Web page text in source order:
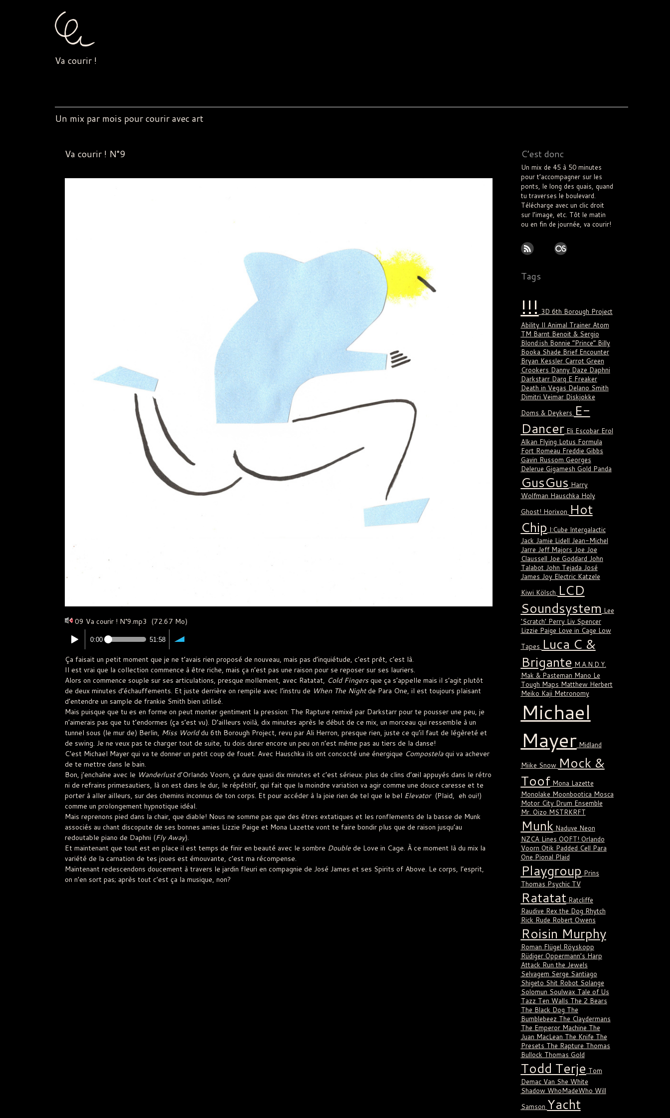
Va courir !
Un mix par mois pour courir avec art
Va courir ! N°9
09 Va courir ! N°9.mp3 (72.67 Mo)
0:00 51:58
Ça faisait un petit moment que je ne t’avais rien proposé de nouveau, mais pas d’inquiétude, c’est prêt, c’est là.
Il est vrai que la collection commence à être riche, mais ça n’est pas une raison pour se reposer sur ses lauriers.
Alors on commence souple sur ses articulations, presque mollement, avec Ratatat, Cold Fingersque ça s’appelle mais il s’agit plutôt
de deux minutes d’échauffements. Et juste derrière on rempile avec l’instru de When The Nightde Para One, il est toujours plaisant
d’entendre un sample de frankie Smith bien utilisé.
Mais puisque que tu es en forme on peut monter gentiment la pression: The Rapture remixé par Darkstarr pour te pousser une peu, je
n’aimerais pas que tu t’endormes (ça s’est vu). D’ailleurs voilà, dix minutes après le début de ce mix, un morceau qui ressemble à un
tunnel sous (le mur de) Berlin, Miss Worlddu 6th Borough Project, revu par Ali Herron, presque rien, juste ce qu’il faut de légèreté et
de swing. Je ne veux pas te charger tout de suite, tu dois durer encore un peu on n’est même pas au tiers de la danse!
C’est Michael Mayer qui va te donner un petit coup de fouet. Avec Hauschka ils ont concocté une énergique Compostelaqui va achever
de te mettre dans le bain.
Bon, j’enchaîne avec le Wanderlustd’Orlando Voorn, ça dure quasi dix minutes et c’est sérieux. plus de clins d’œil appuyés dans le rétro
ni de refrains primesautiers, là on est dans le dur, le répétitif, qui fait que la moindre variation va agir comme une douce caresse et te
porter à aller ailleurs, sur des chemins inconnus de ton corps. Et pour accéder à la joie rien de tel que le bel Elevator(Plaid, eh oui!)
comme un prolongement hypnotique idéal.
Mais reprenons pied dans la chair, que diable! Nous ne somme pas que des êtres extatiques et les ronflements de la basse de Munk
associés au chant discopute de ses bonnes amies Lizzie Paige et Mona Lazette vont te faire bondir plus que de raison jusqu’au
redoutable piano de Daphni (Fly Away).
Et maintenant que tout est en place il est temps de finir en beauté avec le sombre Doublede Love in Cage. À ce moment là du mix la
variété de la carnation de tes joues est émouvante, c’est ma récompense.
Maintenant redescendons doucement à travers le jardin fleuri en compagnie de José James et ses Spirits of Above. Le corps, l’esprit,
on n’en sort pas; après tout c’est ça la musique, non?
C’est donc
Un mix de 45 à 50 minutes
pour t’accompagner sur les
ponts, le long des quais, quand
tu traverses le boulevard.
Télécharge avec un clic droit
sur l’image, etc. Tôt le matin
ou en fin de journée, va courir!
Tags
!!! 3D 6th Borough Project
Ability II Animal Trainer Atom
TM Barnt Benoit & Sergio
Blond:ish Bonnie “Prince” Billy
Booka Shade Brief Encounter
Bryan Kessler Carrot Green
Crookers Danny Daze Daphni
Darkstarr Darq E Freaker
Death in Vegas Delano Smith
Dimitri Veimar Diskjokke
Doms & Deykers E-
Dancer Eli Escobar Erol
Alkan Flying Lotus Formula
Fort Romeau Freddie Gibbs
Gavin Russom Georges
Delerue Gigamesh Gold Panda
GusGus Harry
Wolfman Hauschka Holy
Ghost! Horixon Hot
Chip I:Cube Intergalactic
Jack Jamie Lidell Jean-Michel
Jarre Jeff Majors Joe Joe
Claussell Joe Goddard John
Talabot John Tejada José
James Joy Electric Katzele
Kiwi Kölsch LCD
Soundsystem Lee
‘Scratch’ Perry Liv Spencer
Lizzie Paige Love in Cage Low
Tapes Luca C &
Brigante M.A.N.D.Y.
Mak & Pasteman Mano Le
Tough Maps Matthew Herbert
Meiko Kaji Metronomy
Michael
Mayer Midland
Miike Snow Mock &
Toof Mona Lazette
Monolake Moonbootica Mosca
Motor City Drum Ensemble
Mr. Oizo MSTRKRFT
Munk Naduve Neon
NZCA Lines OOFT! Orlando
Voorn Otik Padded Cell Para
One Pional Plaid
Playgroup Prins
Thomas Psychic TV
Ratatat Ratcliffe
Raudive Rex the Dog Rhytch
Rick Rude Robert Owens
Roisin Murphy
Roman Flügel Röyskopp
Rüdiger Oppermann’s Harp
Attack Run the Jewels
Selvagem Serge Santiago
Shigeto Shit Robot Solange
Solomun Soulwax Tale of Us
Tazz Ten Walls The 2 Bears
The Black Dog The
Bumblebeez The Claydermans
The Emperor Machine The
Juan MacLean The Knife The
Presets The Rapture Thomas
Bullock Thomas Gold
Todd Terje Tom
Demac Van She White
Shadow WhoMadeWho Will
Samson Yacht